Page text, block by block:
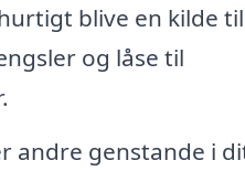
blive en kilde til
og låse til
andre genstande i